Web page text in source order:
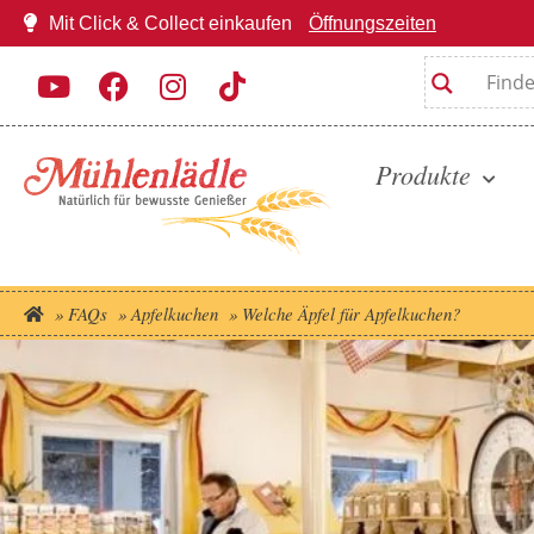
Mit Click & Collect einkaufen Öffnungszeiten
Produkte
» FAQs »Apfelkuchen » Welche Äpfel für Apfelkuchen?